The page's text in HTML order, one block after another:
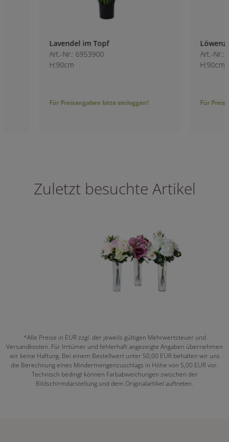
Lavendel im Topf
Art.-Nr.: 6953900
Für Preisangaben bitte einloggen!
Löwenzahn im
Art.-Nr.: 6953800
Für Preisangaben
Zuletzt besuchte Artikel
*Alle Preise in EUR zzgl. der jeweils gültigen Mehrwertsteuer und
Versandkosten. Für Irrtümer und fehlerhaft angezeigte Angaben übernehmen
wir keine Haftung. Bei einem Bestellwert unter 50,00 EUR behalten wir uns
die Berechnung eines Mindermengenzuschlags in Höhe von 5,00 EUR vor.
Technisch bedingt können Farbabweichungen zwischen der
Bildschirmdarstellung und dem Originalartikel auftreten.